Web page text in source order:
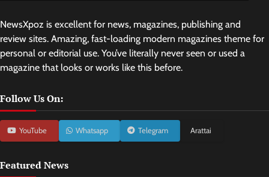
NewsXpoz is excellent for news, magazines, publishing and
review sites. Amazing, fast-loading modern magazines theme for
personal or editorial use. You’ve literally never seen or used a
magazine that looks or works like this before.
Follow Us On:
YouTube Whatsapp Telegram Arattai
Featured News